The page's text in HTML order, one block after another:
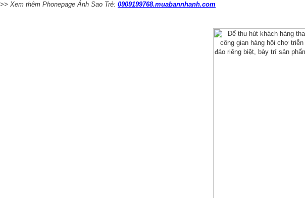
>> Xem thêm Phonepage Ánh Sao Trẻ: 0909199768.muabannhanh.com